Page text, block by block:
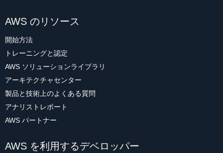
AWS のリソース
開始方法
トレーニングと認定
AWS ソリューションライブラリ
アーキテクチャセンター
製品と技術上のよくある質問
アナリストレポート
AWS パートナー
AWS を利用するデベロッパー